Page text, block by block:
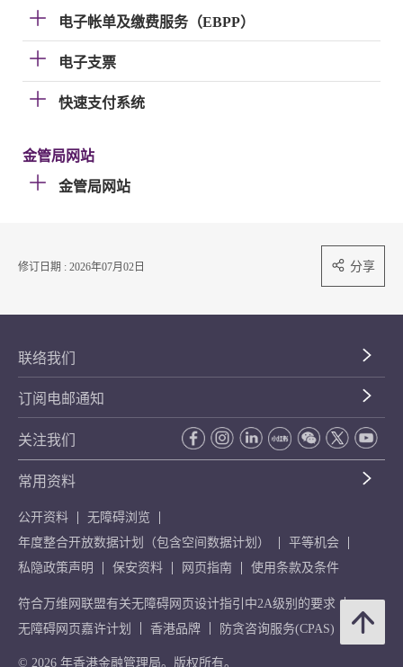
电子帐单及缴费服务（EBPP）
电子支票
快速支付系统
金管局网站
金管局网站
修订日期 : 2026年07月02日 分享
联络我们
订阅电邮通知
关注我们
常用资料
公开资料
无障碍浏览
年度整合开放数据计划（包含空间数据计划）
平等机会
私隐政策声明
保安资料 网页指南 使用条款及条件
符合万维网联盟有关无障碍网页设计指引中2A级别的要求
无障碍网页嘉许计划
香港品牌 防贪咨询服务(CPAS)
© 2026 年香港金融管理局。版权所有。